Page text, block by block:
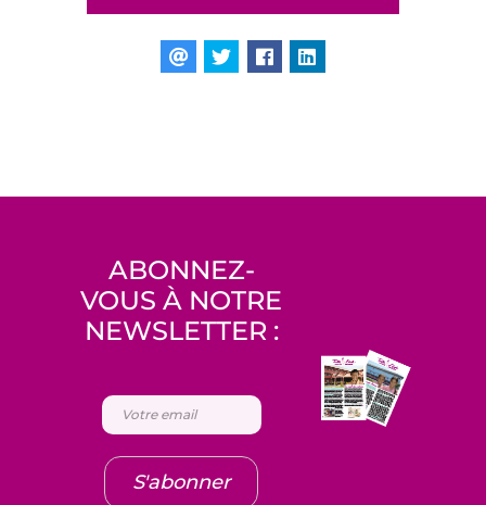
ABONNEZ-
VOUS À NOTRE
NEWSLETTER :
S'abonner